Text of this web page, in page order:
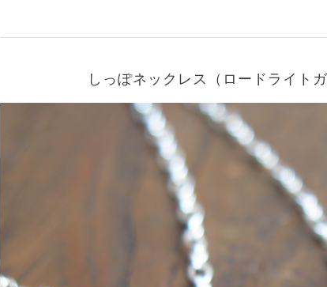
しっぽネックレス（ロードライト